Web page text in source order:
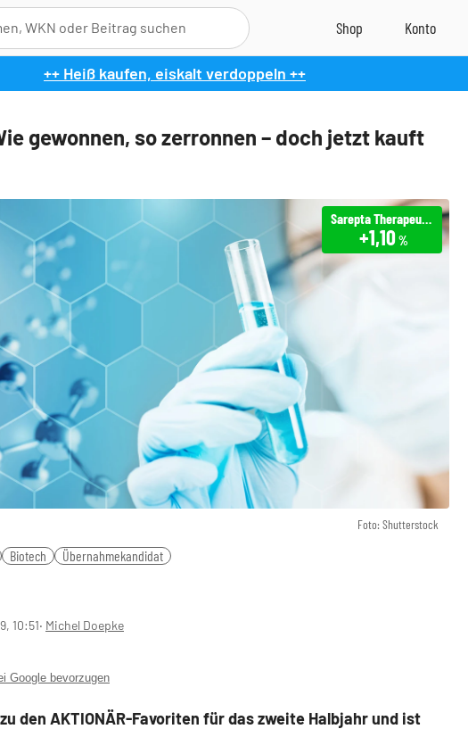
++ Heiß kaufen, eiskalt verdoppeln ++
gewonnen, so zerronnen – doch jetzt kauft
Foto: Shutterstock
Sarepta Therapeutics
+1,10%
Biotech Übernahmekandidat
10:51‧ Michel Doepke
Google bevorzugen
den AKTIONÄR-Favoriten für das zweite Halbjahr und ist